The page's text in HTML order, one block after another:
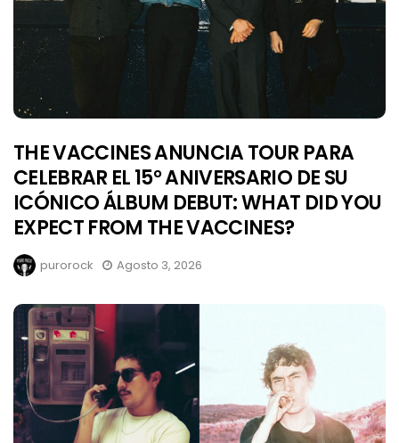
THE VACCINES ANUNCIA TOUR PARA
CELEBRAR EL 15° ANIVERSARIO DE SU
ICÓNICO ÁLBUM DEBUT: WHAT DID YOU
EXPECT FROM THE VACCINES?
purorock Agosto 3, 2026